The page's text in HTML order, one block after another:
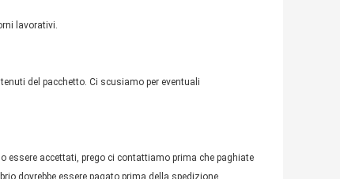
lavorativi.
del pacchetto. Ci scusiamo per eventuali
essere accettati, prego ci contattiamo prima che paghiate